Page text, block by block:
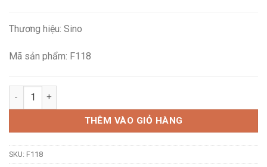
168,000₫.
Thương hiệu: Sino
Mã sản phẩm: F118
Chuông dùng pin không dây Sino F118 2 kiểu âm số lượng
THÊM VÀO GIỎ HÀNG
SKU: F118